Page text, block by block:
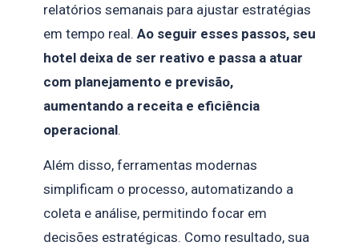
relatórios semanais para ajustar estratégias
em tempo real. Ao seguir esses passos, seu
hotel deixa de ser reativo e passa a atuar
com planejamento e previsão,
aumentando a receita e eficiência
operacional.
Além disso, ferramentas modernas
simplificam o processo, automatizando a
coleta e análise, permitindo focar em
decisões estratégicas. Como resultado, sua